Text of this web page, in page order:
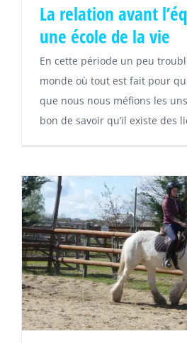
La relation avant
une école de la vie
En cette période un peu
monde où tout est fait pour
que nous nous méfions les
bon de savoir qu’il existe des